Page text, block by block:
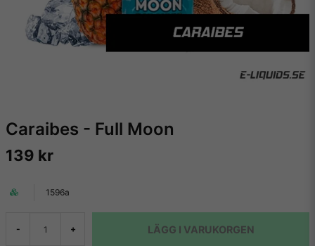
Caraibes - Full Moon
139 kr
1596a
- + LÄGG I VARUKORGEN